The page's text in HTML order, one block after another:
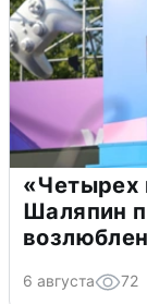
«Четырех
Шаляпин
6 августа 72